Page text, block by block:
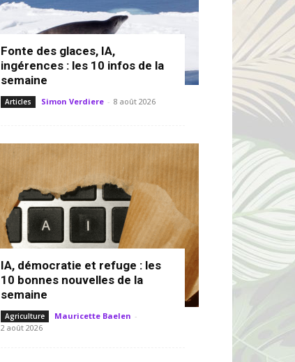
Fonte des glaces, IA,
ingérences : les 10 infos de la
semaine
Articles Simon Verdiere - 8 août 2026
IA, démocratie et refuge : les
10 bonnes nouvelles de la
semaine
Agriculture Mauricette Baelen -
2 août 2026